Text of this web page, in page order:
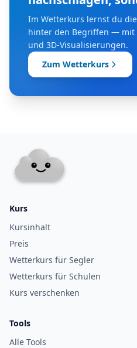
Im Wetterkurs lernst du
hinter den Begriffen — mit
und 3D-Visualisierungen.
Zum Wetterkurs
Kurs
Kursinhalt
Preis
Wetterkurs für Segler
Wetterkurs für Schulen
Kurs verschenken
Tools
Alle Tools